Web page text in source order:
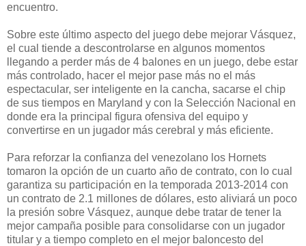
encuentro.
Sobre este último aspecto del juego debe mejorar Vásquez,
el cual tiende a descontrolarse en algunos momentos
llegando a perder más de 4 balones en un juego, debe estar
más controlado, hacer el mejor pase más no el más
espectacular, ser inteligente en la cancha, sacarse el chip
de sus tiempos en Maryland y con la Selección Nacional en
donde era la principal figura ofensiva del equipo y
convertirse en un jugador más cerebral y más eficiente.
Para reforzar la confianza del venezolano los Hornets
tomaron la opción de un cuarto año de contrato, con lo cual
garantiza su participación en la temporada 2013-2014 con
un contrato de 2.1 millones de dólares, esto aliviará un poco
la presión sobre Vásquez, aunque debe tratar de tener la
mejor campaña posible para consolidarse con un jugador
titular y a tiempo completo en el mejor baloncesto del